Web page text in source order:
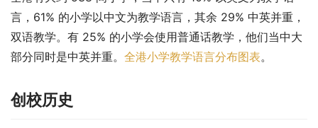
言，61% 的小学以中文为教学语言，其余 29% 中英并重，
双语教学。有 25% 的小学会使用普通话教学，他们当中大
部分同时是中英并重。 全港小学教学语言分布图表。
创校历史